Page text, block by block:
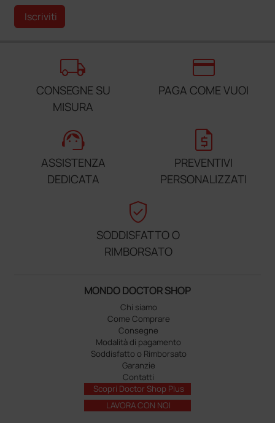
Iscriviti
local_shipping
CONSEGNE SU
MISURA
credit_card
PAGA COME VUOI
support_agent
ASSISTENZA
DEDICATA
request_quote
PREVENTIVI
PERSONALIZZATI
verified_user
SODDISFATTO O
RIMBORSATO
MONDO DOCTOR SHOP
Chi siamo
Come Comprare
Consegne
Modalità di pagamento
Soddisfatto o Rimborsato
Garanzie
Contatti
Scopri Doctor Shop Plus
LAVORA CON NOI